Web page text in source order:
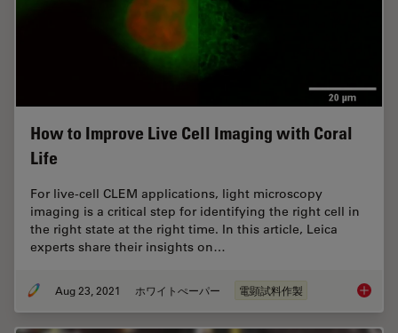
How to Improve Live Cell Imaging with Coral
Life
For live-cell CLEM applications, light microscopy
imaging is a critical step for identifying the right cell in
the right state at the right time. In this article, Leica
experts share their insights on…
Aug 23, 2021 ホワイトぺーパー 電顕試料作製 How to